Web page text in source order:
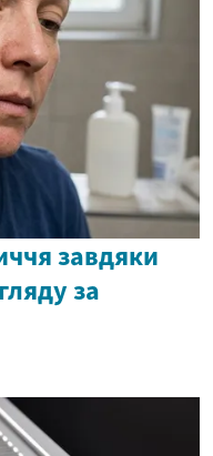
завдяки
за